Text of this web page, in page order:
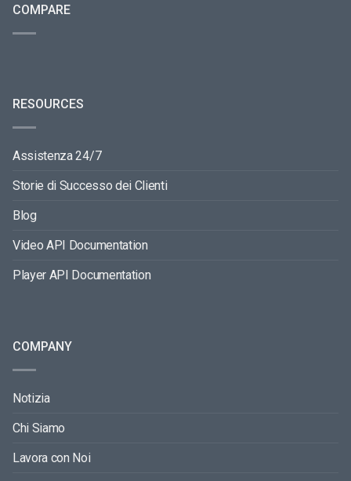
COMPARE
RESOURCES
Assistenza 24/7
Storie di Successo dei Clienti
Blog
Video API Documentation
Player API Documentation
COMPANY
Notizia
Chi Siamo
Lavora con Noi